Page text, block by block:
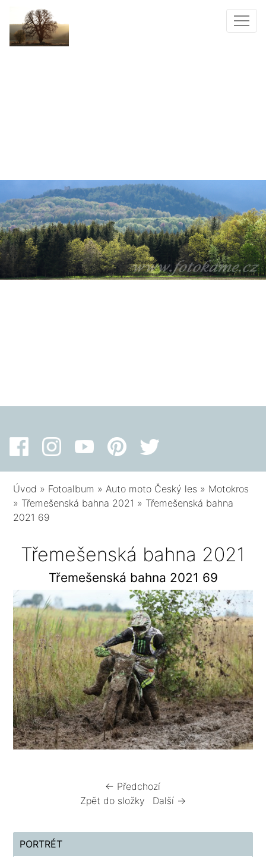
Úvod » Fotoalbum »Auto moto Český les » Motokros
» Třemešenská bahna 2021 » Třemešenská bahna
2021 69
Třemešenská bahna 2021
Třemešenská bahna 2021 69
← Předchozí
Zpět do složky
Další →
PORTRÉT